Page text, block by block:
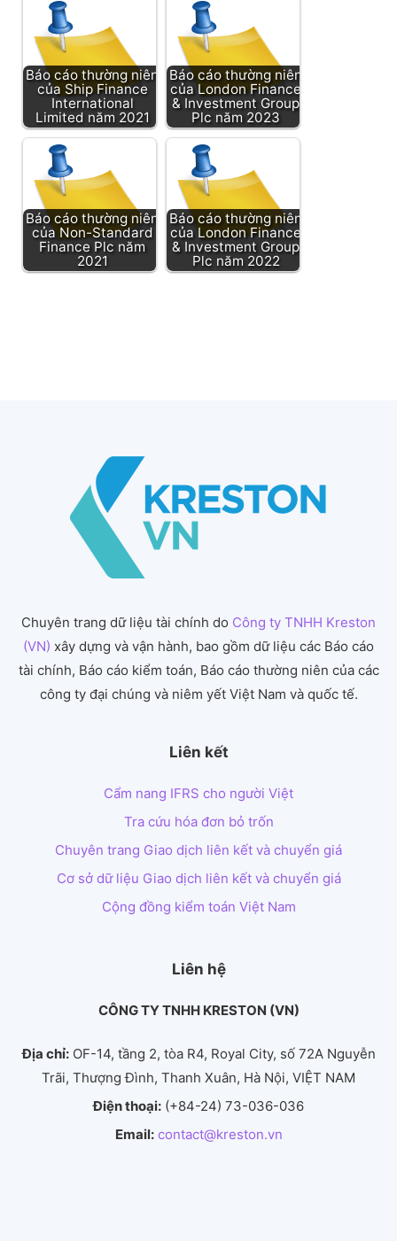
Báo cáo thường niên
của Ship Finance
International
Limited năm 2021
Báo cáo thường niên
của London Finance
& Investment Group
Plc năm 2023
Báo cáo thường niên
của Non-Standard
Finance Plc năm
2021
Báo cáo thường niên
của London Finance
& Investment Group
Plc năm 2022
Chuyên trang dữ liệu tài chính do Công ty TNHH Kreston
(VN) xây dựng và vận hành, bao gồm dữ liệu các Báo cáo
tài chính, Báo cáo kiểm toán, Báo cáo thường niên của các
công ty đại chúng và niêm yết Việt Nam và quốc tế.
Liên kết
Cẩm nang IFRS cho người Việt
Tra cứu hóa đơn bỏ trốn
Chuyên trang Giao dịch liên kết và chuyển giá
Cơ sở dữ liệu Giao dịch liên kết và chuyển giá
Cộng đồng kiểm toán Việt Nam
Liên hệ
CÔNG TY TNHH KRESTON (VN)
Địa chỉ:OF-14, tầng 2, tòa R4, Royal City, số 72A Nguyễn
Trãi, Thượng Đình, Thanh Xuân, Hà Nội, VIỆT NAM
Điện thoại: (+84-24) 73-036-036
Email: contact@kreston.vn